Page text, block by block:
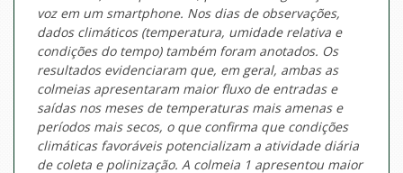
voz em um smartphone. Nos dias de observações,
dados climáticos (temperatura, umidade relativa e
condições do tempo) também foram anotados. Os
resultados evidenciaram que, em geral, ambas as
colmeias apresentaram maior fluxo de entradas e
saídas nos meses de temperaturas mais amenas e
períodos mais secos, o que confirma que condições
climáticas favoráveis potencializam a atividade diária
de coleta e polinização. A colmeia 1 apresentou maior